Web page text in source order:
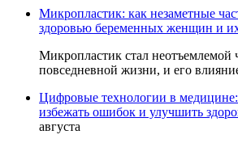
Микропластик: как незаметные
здоровью беременных женщин и
Микропластик стал неотъемлемой
повседневной жизни, и его
Цифровые технологии в
избежать ошибок и улучшить
августа